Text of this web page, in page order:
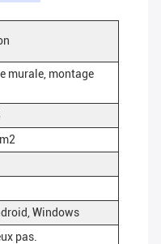
murale, montage
Windows
pas.